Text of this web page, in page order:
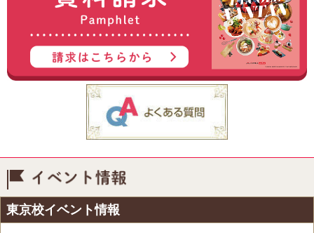
東京校イベント情報